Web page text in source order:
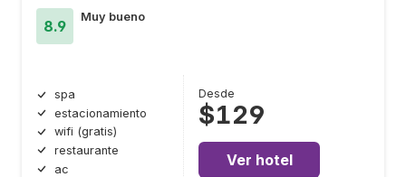
8.9
Muy bueno
spa
estacionamiento
wifi (gratis)
restaurante
ac
Desde
$129
Ver hotel